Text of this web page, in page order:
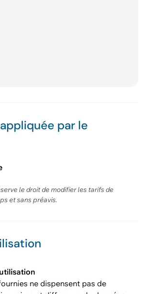
par le
le droit de modifier les tarifs de
et sans préavis.
ne dispensent pas de